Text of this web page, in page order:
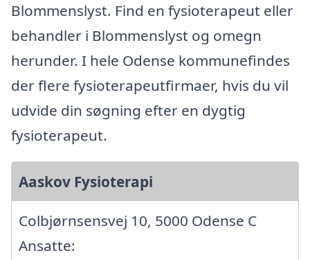
Blommenslyst. Find en fysioterapeut eller
behandler i Blommenslyst og omegn
herunder. I hele Odense kommunefindes
der flere fysioterapeutfirmaer, hvis du vil
udvide din søgning efter en dygtig
fysioterapeut.
Aaskov Fysioterapi
Colbjørnsensvej 10, 5000 Odense C
Ansatte: